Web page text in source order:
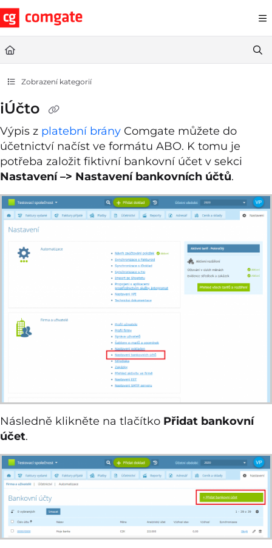
Documentation Index
Fetch the complete documentation index at: https://
Use this file to discover all available pages before exploring further.
Zobrazení kategorií
iÚčto
Výpis z platební brány Comgate můžete do
účetnictví načíst ve formátu ABO. K tomu je
potřeba založit fiktivní bankovní účet v sekci
Nastavení –> Nastavení bankovních účtů.
Následně klikněte na tlačítko Přidat bankovní
účet.